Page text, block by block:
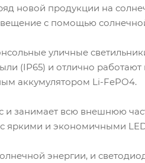
новой продукции на
с помощью
уличные
(IP65) и отлично
аккумулятором Li-FePO4.
и занимает всю внешнюю
яркими и экономичными
энергии, и